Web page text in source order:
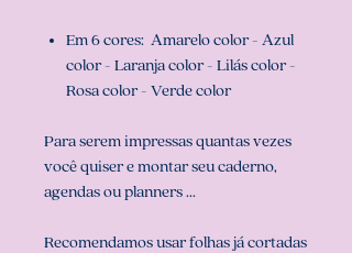
Em 6 cores: Amarelo color - Azul
color - Laranja color - Lilás color -
Rosa color - Verde color
Para serem impressas quantas vezes
você quiser e montar seu caderno,
agendas ou planners ...
Recomendamos usar folhas já cortadas